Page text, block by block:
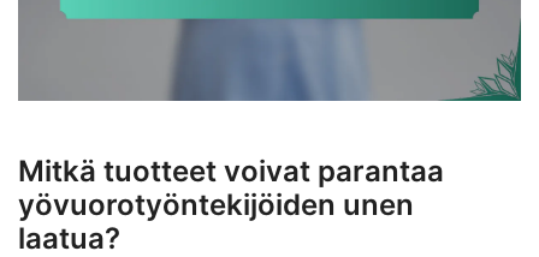
Mitkä tuotteet voivat parantaa
yövuorotyöntekijöiden unen
laatua?